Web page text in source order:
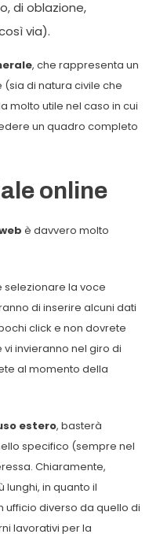
di oblazione,
via).
, che rappresenta un
di natura civile che
molto utile nel caso in cui
un quadro completo
online
è davvero molto
selezionare la voce
di inserire alcuni dati
click e non dovrete
invieranno nel giro di
al momento della
estero, basterà
specifico (sempre nel
Chiaramente,
lunghi, in quanto il
diverso da quello di
lavorativi per la